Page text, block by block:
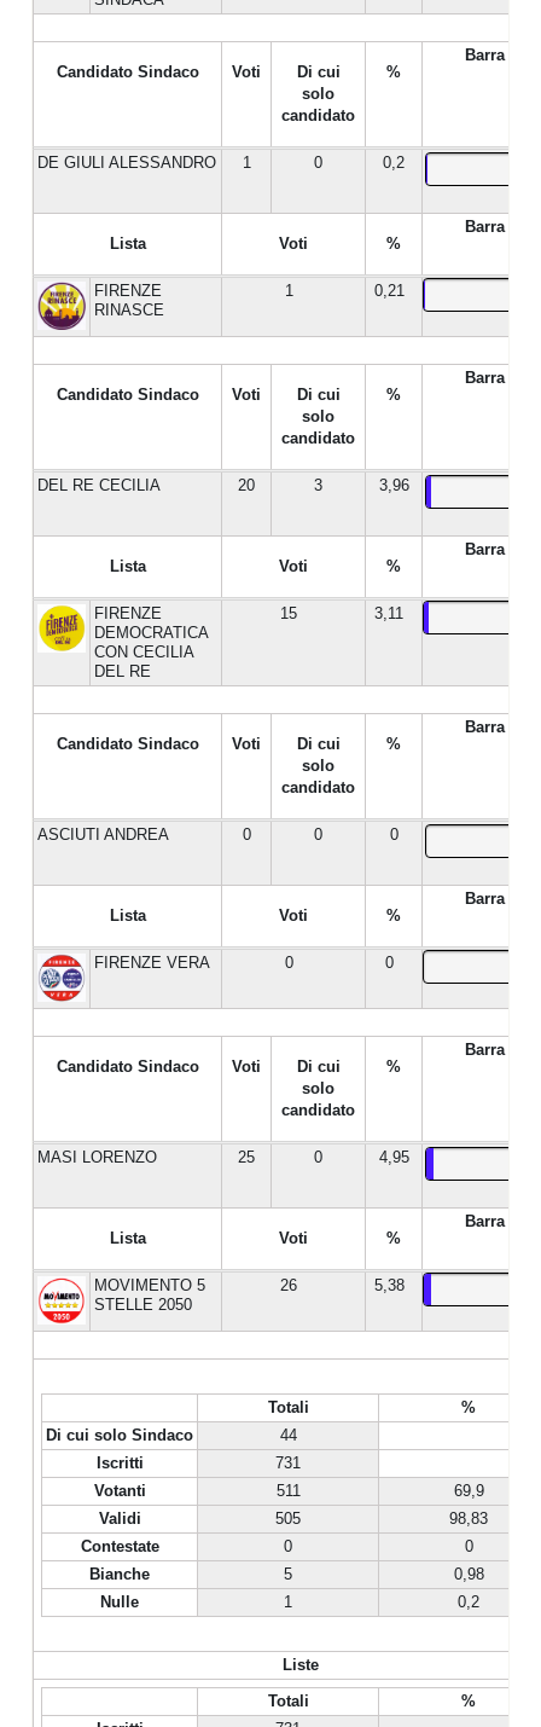
Candidato Sindaco Voti
Di cui
solo
candidato
%
Barra %
DE GIULI ALESSANDRO 1 0 0,2
Lista Voti %
Barra %
FIRENZE
RINASCE
1 0,21
Candidato Sindaco Voti
Di cui
solo
candidato
%
Barra %
DEL RE CECILIA 20 3 3,96
Lista Voti %
Barra %
FIRENZE
DEMOCRATICA
CON CECILIA
DEL RE
15 3,11
Candidato Sindaco Voti
Di cui
solo
candidato
%
Barra %
ASCIUTI ANDREA 0 0 0
Lista Voti %
Barra %
FIRENZE VERA 0 0
Candidato Sindaco Voti
Di cui
solo
candidato
%
Barra %
MASI LORENZO 25 0 4,95
Lista Voti %
Barra %
MOVIMENTO 5
STELLE 2050
26 5,38
Totali
%
Di cui solo Sindaco
44
Iscritti
731
Votanti
511
69,9
Validi
505
98,83
Contestate
0
0
Bianche
5
0,98
Nulle
1 0,2
Liste
Totali
%